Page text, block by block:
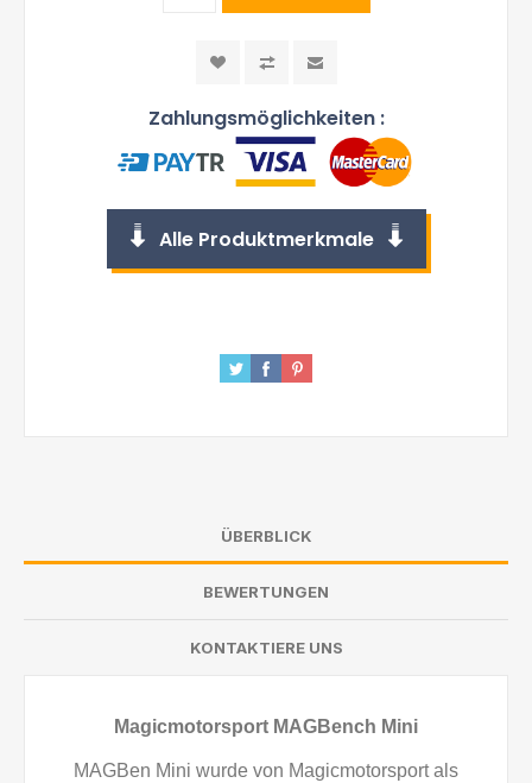
Zahlungsmöglichkeiten :
Alle Produktmerkmale
ÜBERBLICK
BEWERTUNGEN
KONTAKTIERE UNS
Magicmotorsport MAGBench Mini
MAGBen Mini wurde von Magicmotorsport als